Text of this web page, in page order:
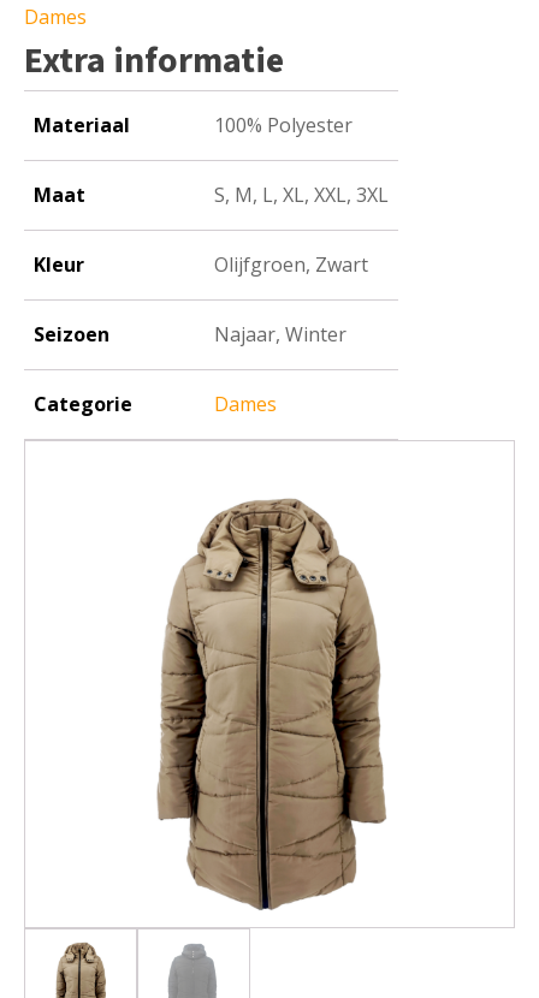
Dames
Extra informatie
Materiaal 100% Polyester
Maat S, M, L, XL, XXL, 3XL
Kleur Olijfgroen, Zwart
Seizoen Najaar, Winter
Categorie Dames